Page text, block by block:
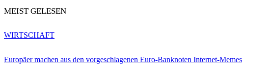
MEIST GELESEN
Europäer machen aus den vorgeschlagenen Euro-Banknoten Internet-Memes
WIRTSCHAFT